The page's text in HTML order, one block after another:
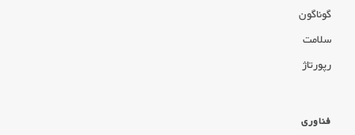
گوناگون
سلامت
رپورتاژ
فناوری